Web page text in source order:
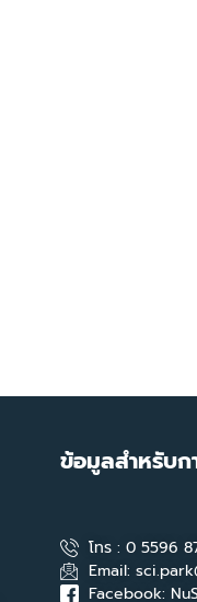
ข้อมูลสำหรับ
โทร : 0 5596
Email:
Facebook: